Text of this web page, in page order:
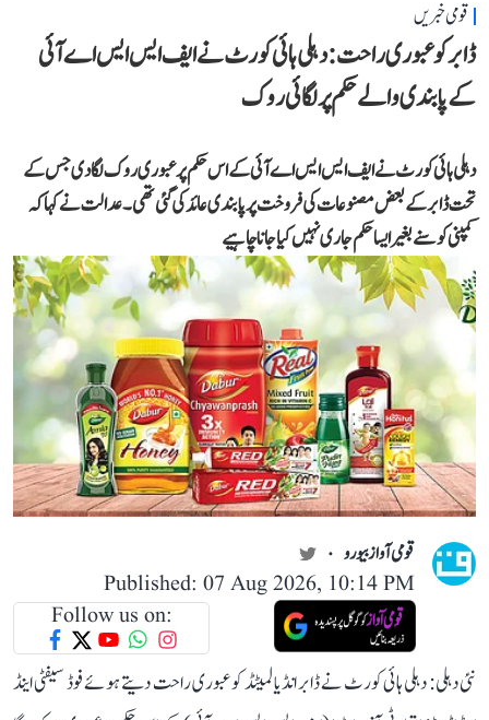
قومی خبریں
ڈابر کو عبوری راحت: دہلی ہائی کورٹ نے ایف ایس ایس اے آئی
کے پابندی والے حکم پر لگائی روک
دہلی ہائی کورٹ نے ایف ایس ایس اے آئی کے اس حکم پر عبوری روک لگا دی جس کے
تحت ڈابر کے بعض مصنوعات کی فروخت پر پابندی عائد کی گئی تھی۔ عدالت نے کہا کہ
کمپنی کو سنے بغیر ایسا حکم جاری نہیں کیا جانا چاہیے
قومی آواز بیورو
Published: 07 Aug 2026, 10:14 PM
Follow us on:
نئی دہلی: دہلی ہائی کورٹ نے ڈابر انڈیا لمیٹڈ کو عبوری راحت دیتے ہوئے فوڈ سیفٹی اینڈ